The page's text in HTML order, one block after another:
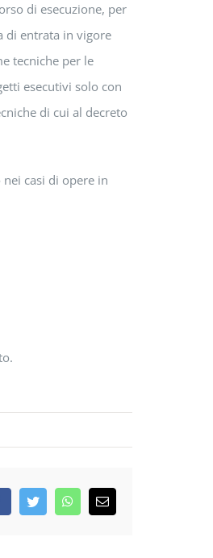
di esecuzione, per
di entrata in vigore
tecniche per le
esecutivi solo con
di cui al decreto
casi di opere in
FacebookTwitterWhatsApp
Email